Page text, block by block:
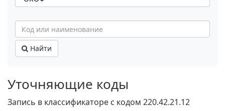
Найти
Уточняющие коды
Запись в классификаторе с кодом 220.42.21.12